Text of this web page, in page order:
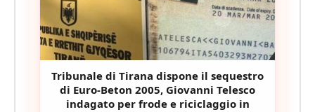
Tribunale di Tirana dispone il sequestro
di Euro-Beton 2005, Giovanni Telesco
indagato per frode e riciclaggio in